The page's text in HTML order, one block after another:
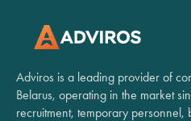
Adviros is a leading provider of
Belarus, operating in the market
recruitment, temporary personnel,